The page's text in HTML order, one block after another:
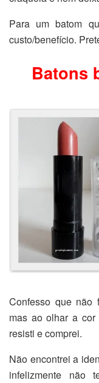
Para um batom
custo/benefício.
Batons
Confesso que não
mas ao olhar a
resisti e comprei.
Não encontrei a
infelizmente não